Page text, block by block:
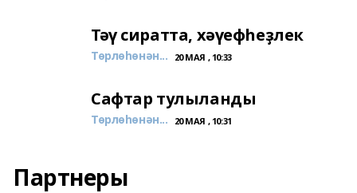
Тәү сиратта, хәүефһеҙлек
Төрлөһөнән... 20 МАЯ , 10:33
Сафтар тулыланды
Төрлөһөнән... 20 МАЯ , 10:31
Партнеры